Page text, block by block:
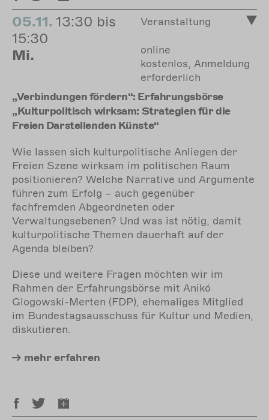
05.11. 13:30 bis
15:30
Mi.
Veranstaltung
online
kostenlos, Anmeldung
erforderlich
„Verbindungen fördern“: Erfahrungsbörse
„Kulturpolitisch wirksam: Strategien für die
Freien Darstellenden Künste“
Wie lassen sich kulturpolitische Anliegen der
Freien Szene wirksam im politischen Raum
positionieren? Welche Narrative und Argumente
führen zum Erfolg – auch gegenüber
fachfremden Abgeordneten oder
Verwaltungsebenen? Und was ist nötig, damit
kulturpolitische Themen dauerhaft auf der
Agenda bleiben?
Diese und weitere Fragen möchten wir im
Rahmen der Erfahrungsbörse mit Anikó
Glogowski-Merten (FDP), ehemaliges Mitglied
im Bundestagsausschuss für Kultur und Medien,
diskutieren.
mehr erfahren